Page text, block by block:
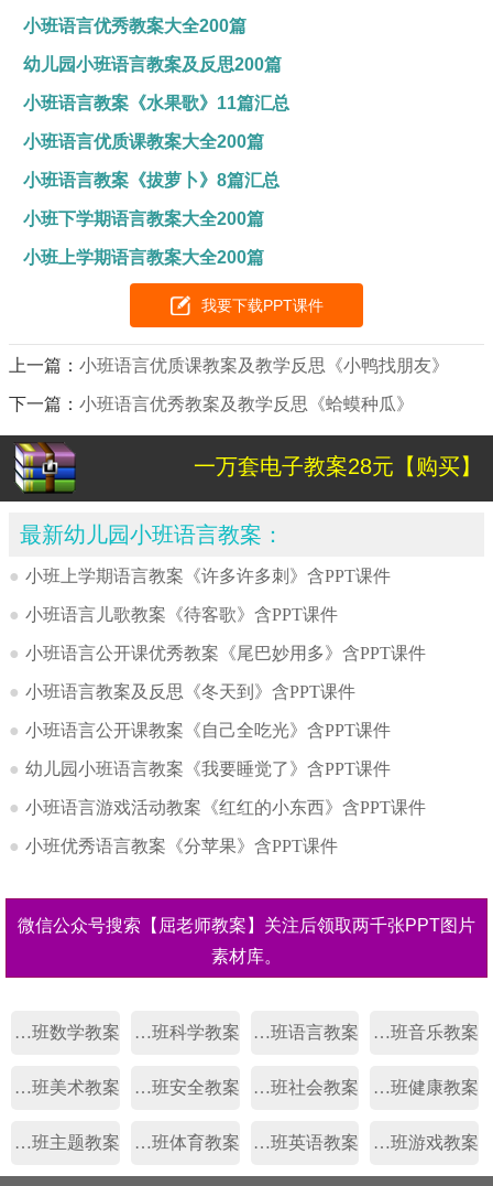
小班语言优秀教案大全200篇
幼儿园小班语言教案及反思200篇
小班语言教案《水果歌》11篇汇总
小班语言优质课教案大全200篇
小班语言教案《拔萝卜》8篇汇总
小班下学期语言教案大全200篇
小班上学期语言教案大全200篇
我要下载PPT课件
上一篇：小班语言优质课教案及教学反思《小鸭找朋友》
下一篇：小班语言优秀教案及教学反思《蛤蟆种瓜》
一万套电子教案28元【购买】
最新幼儿园小班语言教案：
● 小班上学期语言教案《许多许多刺》含PPT课件
● 小班语言儿歌教案《待客歌》含PPT课件
● 小班语言公开课优秀教案《尾巴妙用多》含PPT课件
● 小班语言教案及反思《冬天到》含PPT课件
● 小班语言公开课教案《自己全吃光》含PPT课件
● 幼儿园小班语言教案《我要睡觉了》含PPT课件
● 小班语言游戏活动教案《红红的小东西》含PPT课件
● 小班优秀语言教案《分苹果》含PPT课件
微信公众号搜索【屈老师教案】关注后领取两千张PPT图片
素材库。
幼儿园小班数学教案 幼儿园小班科学教案 幼儿园小班语言教案 幼儿园小班音乐教案
幼儿园小班美术教案 幼儿园小班安全教案 幼儿园小班社会教案 幼儿园小班健康教案
幼儿园小班主题教案 幼儿园小班体育教案 幼儿园小班英语教案 幼儿园小班游戏教案